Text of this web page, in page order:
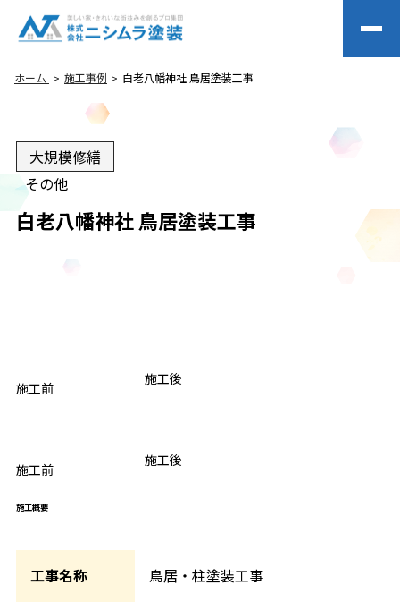
ホーム 施工事例 白老八幡神社 鳥居塗装工事
大規模修繕
その他
白老八幡神社 鳥居塗装工事
施工前
AFTER
施工後
施工前
AFTER
施工後
施工概要
工事名称 鳥居・柱塗装工事